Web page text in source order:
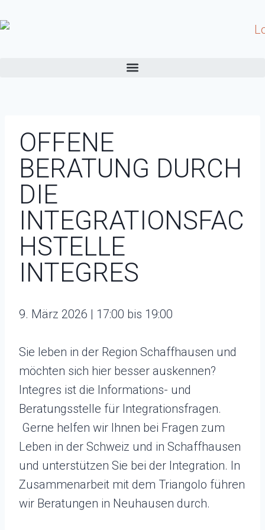
OFFENE
BERATUNG DURCH
DIE
INTEGRATIONSFAC
HSTELLE
INTEGRES
9. März 2026 | 17:00 bis 19:00
Sie leben in der Region Schaffhausen und
möchten sich hier besser auskennen?
Integres ist die Informations- und
Beratungsstelle für Integrationsfragen.
Gerne helfen wir Ihnen bei Fragen zum
Leben in der Schweiz und in Schaffhausen
und unterstützen Sie bei der Integration. In
Zusammenarbeit mit dem Triangolo führen
wir Beratungen in Neuhausen durch.